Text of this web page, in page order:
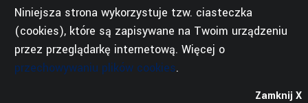
Niniejsza strona wykorzystuje tzw. ciasteczka
(cookies), które są zapisywane na Twoim urządzeniu
przez przeglądarkę internetową. Więcej o
przechowywaniu plików cookies.
Zamknij X